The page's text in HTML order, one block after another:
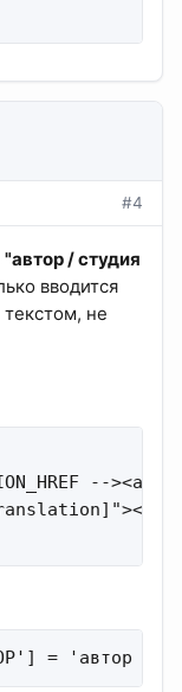
#4
"автор / студия
вводится
не
--><a
= 'автор /